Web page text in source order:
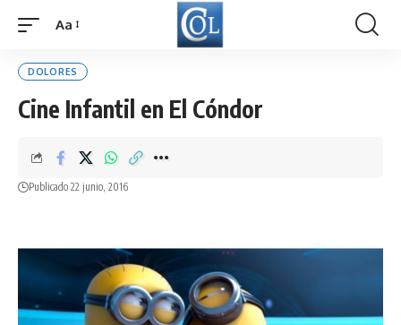
Font
Aa
DOLORES
Cine Infantil en El Cóndor
Publicado 22 junio, 2016